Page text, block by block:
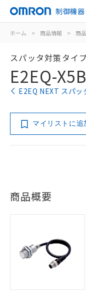
制御機器
ホーム > 商品情報 > 商
スパッタ対策タイ
E2EQ-
E2EQ NEXT スパッ
マイリストに追
商品概要